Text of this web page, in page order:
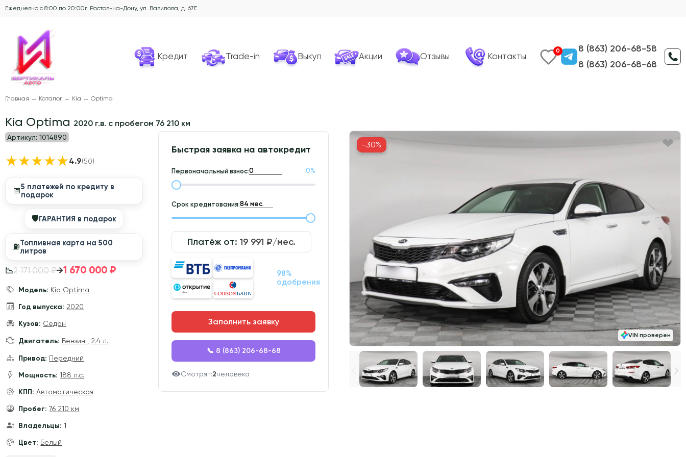
Ежедневно с 8:00 до 20:00г. Ростов-на-Дону, ул. Вавилова, д. 67Е
Кредит Trade-in Выкуп Акции Отзывы Контакты
0
8 (863) 206-68-58
8 (863) 206-68-68
Главная Каталог Kia Optima
Kia Optima 2020 г.в. с пробегом 76 210 км
Артикул: 1014890
★★★★★4.9(50)
📅5 платежей по кредиту в
подарок
🛡ГАРАНТИЯ в подарок
⛽️Топливная карта на 500
литров
📉2 171 000 ₽→1 670 000 ₽
Модель: Kia Optima
Год выпуска: 2020
Кузов: Седан
Двигатель: Бензин 2.4 л.
Привод: Передний
Мощность: 188 л.с.
КПП: Автоматическая
Пробег: 76 210 км
Владельцы: 1
Цвет: Белый
Быстрая заявка на автокредит
Первоначальный взнос: 0%
Срок кредитования:
Платёж от: 19 991 ₽/мес.
98%
одобрения
Заполнить заявку
📞 8 (863) 206-68-68
Смотрят:2человека
VIN проверен
-30%